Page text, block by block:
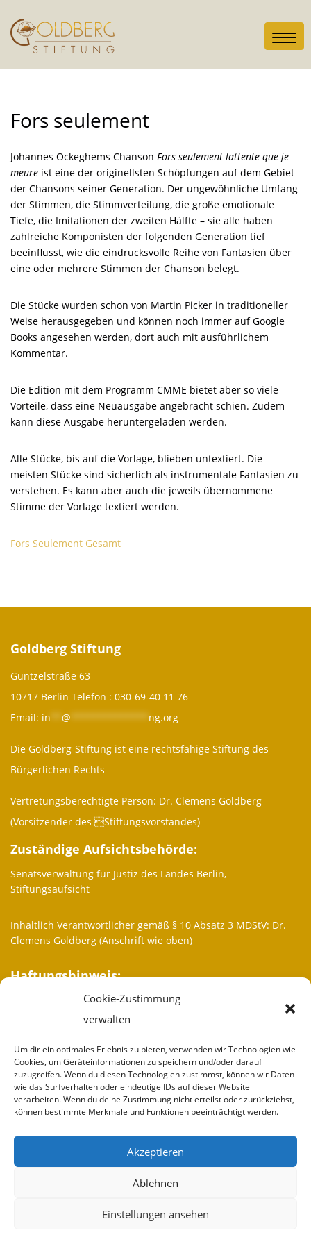
Cookie-Zustimmung
verwalten
Um dir ein optimales Erlebnis zu bieten, verwenden wir Technologien wie
Cookies, um Geräteinformationen zu speichern und/oder darauf
zuzugreifen. Wenn du diesen Technologien zustimmst, können wir Daten
wie das Surfverhalten oder eindeutige IDs auf dieser Website
verarbeiten. Wenn du deine Zustimmung nicht erteilst oder zurückziehst,
können bestimmte Merkmale und Funktionen beeinträchtigt werden.
Akzeptieren
Ablehnen
Einstellungen ansehen
Fors seulement
Johannes Ockeghems Chanson Fors seulement lattente que je
meure ist eine der originellsten Schöpfungen auf dem Gebiet
der Chansons seiner Generation. Der ungewöhnliche Umfang
der Stimmen, die Stimmverteilung, die große emotionale
Tiefe, die Imitationen der zweiten Hälfte – sie alle haben
zahlreiche Komponisten der folgenden Generation tief
beeinflusst, wie die eindrucksvolle Reihe von Fantasien über
eine oder mehrere Stimmen der Chanson belegt.
Die Stücke wurden schon von Martin Picker in traditioneller
Weise herausgegeben und können noch immer auf Google
Books angesehen werden, dort auch mit ausführlichem
Kommentar.
Die Edition mit dem Programm CMME bietet aber so viele
Vorteile, dass eine Neuausgabe angebracht schien. Zudem
kann diese Ausgabe heruntergeladen werden.
Alle Stücke, bis auf die Vorlage, blieben untextiert. Die
meisten Stücke sind sicherlich als instrumentale Fantasien zu
verstehen. Es kann aber auch die jeweils übernommene
Stimme der Vorlage textiert werden.
Fors Seulement Gesamt
Goldberg Stiftung
Güntzelstraße 63
10717 Berlin Telefon : 030-69-40 11 76
Email: in @ ************** ng.org
Die Goldberg-Stiftung ist eine rechtsfähige Stiftung des
Bürgerlichen Rechts
Vertretungsberechtigte Person: Dr. Clemens Goldberg
(Vorsitzender des Stiftungsvorstandes)
Zuständige Aufsichtsbehörde:
Senatsverwaltung für Justiz des Landes Berlin,
Stiftungsaufsicht
Inhaltlich Verantwortlicher gemäß § 10 Absatz 3 MDStV: Dr.
Clemens Goldberg (Anschrift wie oben)
Haftungshinweis:
Trotz sorgfältiger inhaltlicher Kontrolle übernehmen wir keine
Haftung für die Inhalte externer Links. Für den Inhalt der
verantwortlich.
Weitere Informationen
Wir sind
Partner
Spenden